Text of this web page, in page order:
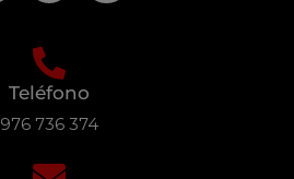
Teléfono
976 736 374